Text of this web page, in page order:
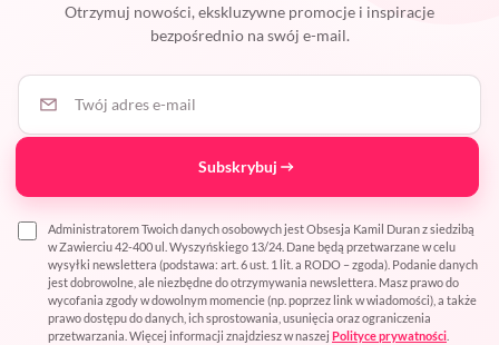
Otrzymuj nowości, ekskluzywne promocje i inspiracje
bezpośrednio na swój e-mail.
Twój adres e-mail
Subskrybuj
Administratorem Twoich danych osobowych jest Obsesja Kamil Duran z siedzibą
w Zawierciu 42-400 ul. Wyszyńskiego 13/24. Dane będą przetwarzane w celu
wysyłki newslettera (podstawa: art. 6 ust. 1 lit. a RODO – zgoda). Podanie danych
jest dobrowolne, ale niezbędne do otrzymywania newslettera. Masz prawo do
wycofania zgody w dowolnym momencie (np. poprzez link w wiadomości), a także
prawo dostępu do danych, ich sprostowania, usunięcia oraz ograniczenia
przetwarzania. Więcej informacji znajdziesz w naszej Polityce prywatności